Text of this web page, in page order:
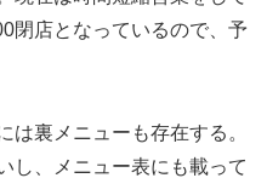
閉店となっているので、予
は裏メニューも存在する。
し、メニュー表にも載って